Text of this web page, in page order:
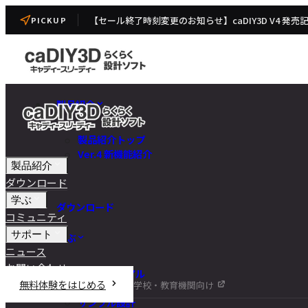
PICKUP 【セール終了時刻変更のお知らせ】caDIY3D V4 発売
製品紹介
製品紹介トップ
Ver.4 新機能紹介
ダウンロード
学ぶ
チュートリアル
DIY講座
サンプル設計
製品紹介
ダウンロード
学ぶ
コミュニティ
サポート
ニュース
お問い合わせ
無料体験をはじめる
学校・教育機関向け